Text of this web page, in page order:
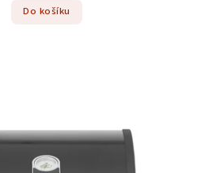
Do košíku